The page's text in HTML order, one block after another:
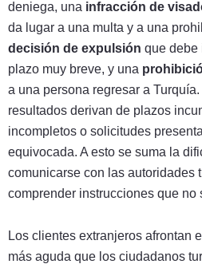
deniega, una infracción de
da lugar a una multa y a una
decisión de expulsión que debe
plazo muy breve, y una
a una persona regresar a
resultados derivan de plazos
incompletos o solicitudes
equivocada. A esto se suma la
comunicarse con las autoridades
comprender instrucciones que no
Los clientes extranjeros afrontan
más aguda que los ciudadanos